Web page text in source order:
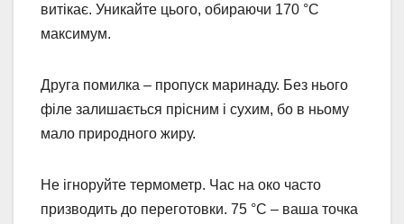
витікає. Уникайте цього, обираючи 170 °C
максимум.
Друга помилка – пропуск маринаду. Без нього
філе залишається прісним і сухим, бо в ньому
мало природного жиру.
Не ігноруйте термометр. Час на око часто
призводить до переготовки. 75 °C – ваша точка